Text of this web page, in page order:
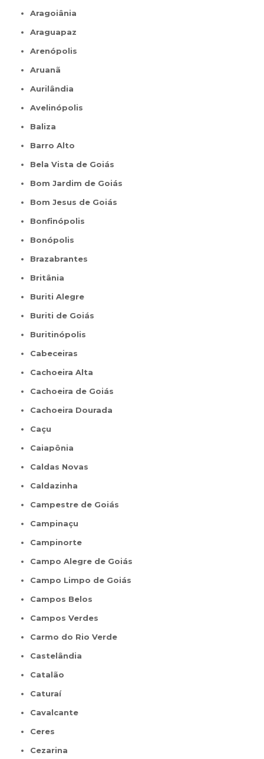
Aragoiânia
Araguapaz
Arenópolis
Aruanã
Aurilândia
Avelinópolis
Baliza
Barro Alto
Bela Vista de Goiás
Bom Jardim de Goiás
Bom Jesus de Goiás
Bonfinópolis
Bonópolis
Brazabrantes
Britânia
Buriti Alegre
Buriti de Goiás
Buritinópolis
Cabeceiras
Cachoeira Alta
Cachoeira de Goiás
Cachoeira Dourada
Caçu
Caiapônia
Caldas Novas
Caldazinha
Campestre de Goiás
Campinaçu
Campinorte
Campo Alegre de Goiás
Campo Limpo de Goiás
Campos Belos
Campos Verdes
Carmo do Rio Verde
Castelândia
Catalão
Caturaí
Cavalcante
Ceres
Cezarina